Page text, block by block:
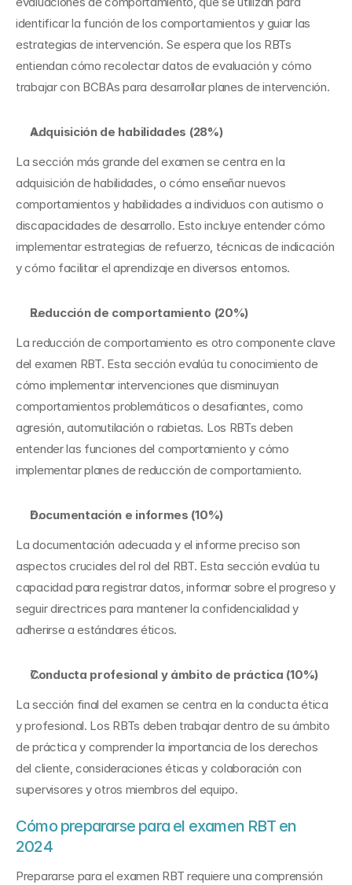
identificar la función de los comportamientos y guiar las
estrategias de intervención. Se espera que los RBTs
entiendan cómo recolectar datos de evaluación y cómo
trabajar con BCBAs para desarrollar planes de intervención.
Adquisición de habilidades (28%)
La sección más grande del examen se centra en la
adquisición de habilidades, o cómo enseñar nuevos
comportamientos y habilidades a individuos con autismo o
discapacidades de desarrollo. Esto incluye entender cómo
implementar estrategias de refuerzo, técnicas de indicación
y cómo facilitar el aprendizaje en diversos entornos.
Reducción de comportamiento (20%)
La reducción de comportamiento es otro componente clave
del examen RBT. Esta sección evalúa tu conocimiento de
cómo implementar intervenciones que disminuyan
comportamientos problemáticos o desafiantes, como
agresión, automutilación o rabietas. Los RBTs deben
entender las funciones del comportamiento y cómo
implementar planes de reducción de comportamiento.
Documentación e informes (10%)
La documentación adecuada y el informe preciso son
aspectos cruciales del rol del RBT. Esta sección evalúa tu
capacidad para registrar datos, informar sobre el progreso y
seguir directrices para mantener la confidencialidad y
adherirse a estándares éticos.
Conducta profesional y ámbito de práctica (10%)
La sección final del examen se centra en la conducta ética
y profesional. Los RBTs deben trabajar dentro de su ámbito
de práctica y comprender la importancia de los derechos
del cliente, consideraciones éticas y colaboración con
supervisores y otros miembros del equipo.
Cómo prepararse para el examen RBT en
2024
Prepararse para el examen RBT requiere una comprensión